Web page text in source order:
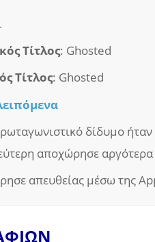
Τίτλος: Ghosted
Τίτλος: Ghosted
δίδυμο
αποχώρησε
απευθείας μέσω της